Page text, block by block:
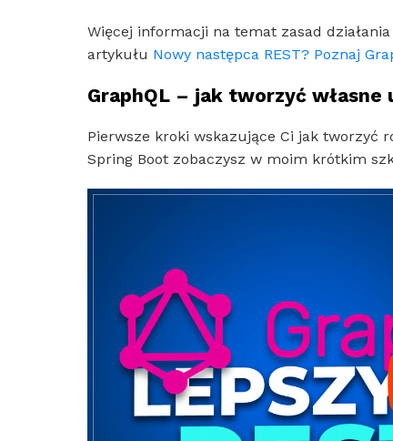
Więcej informacji na temat zasad
artykułu Nowy następca REST? Poznaj
GraphQL – jak tworzyć własne
Pierwsze kroki wskazujące Ci jak tworzyć
Spring Boot zobaczysz w moim krótkim